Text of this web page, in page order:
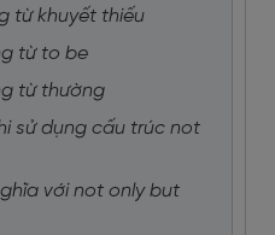
từ khuyết thiếu
từ to be
từ thường
sử dụng cấu trúc not
với not only but